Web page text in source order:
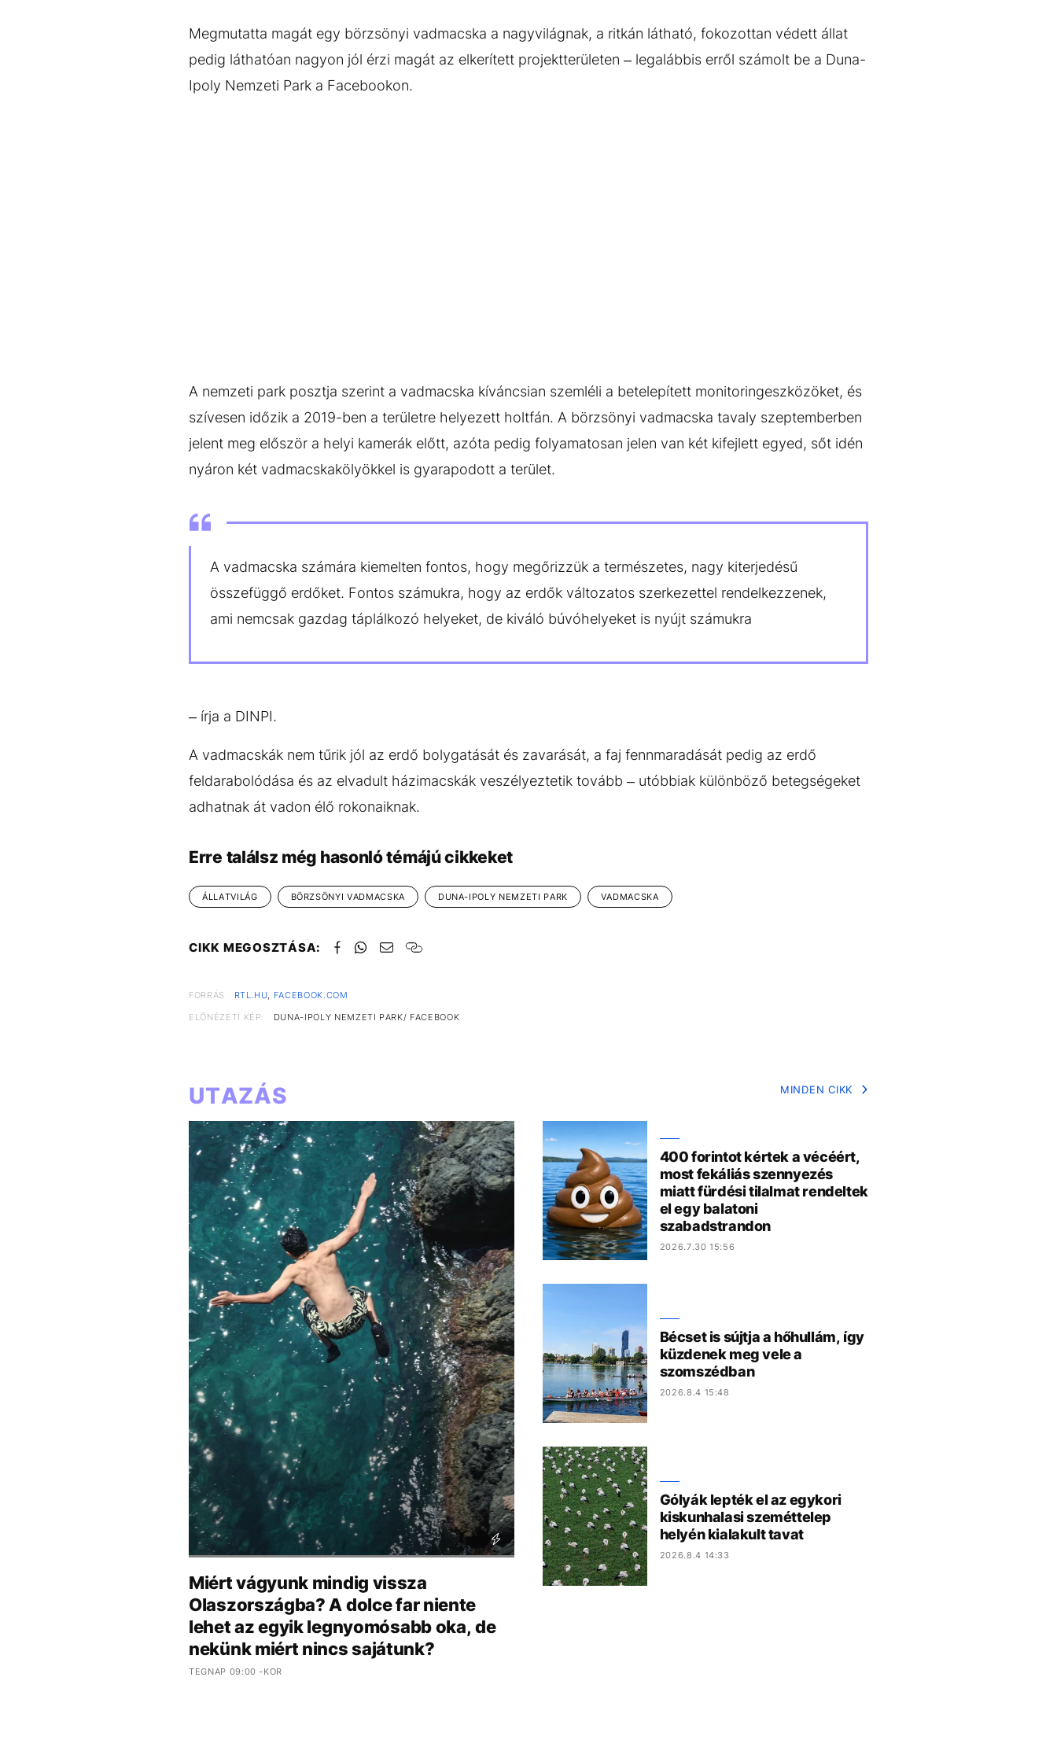
KvízMédiaajánlatImpresszum
Megmutatta magát egy börzsönyi vadmacska a nagyvilágnak, a ritkán látható, fokozottan védett állat
pedig láthatóan nagyon jól érzi magát az elkerített projektterületen – legalábbis erről számolt be a Duna-
Ipoly Nemzeti Park a Facebookon.
A nemzeti park posztja szerint a vadmacska kíváncsian szemléli a betelepített monitoringeszközöket, és
szívesen időzik a 2019-ben a területre helyezett holtfán. A börzsönyi vadmacska tavaly szeptemberben
jelent meg először a helyi kamerák előtt, azóta pedig folyamatosan jelen van két kifejlett egyed, sőt idén
nyáron két vadmacskakölyökkel is gyarapodott a terület.
A vadmacska számára kiemelten fontos, hogy megőrizzük a természetes, nagy kiterjedésű
összefüggő erdőket. Fontos számukra, hogy az erdők változatos szerkezettel rendelkezzenek,
ami nemcsak gazdag táplálkozó helyeket, de kiváló búvóhelyeket is nyújt számukra
– írja a DINPI.
A vadmacskák nem tűrik jól az erdő bolygatását és zavarását, a faj fennmaradását pedig az erdő
feldarabolódása és az elvadult házimacskák veszélyeztetik tovább – utóbbiak különböző betegségeket
adhatnak át vadon élő rokonaiknak.
Erre találsz még hasonló témájú cikkeket
ÁLLATVILÁG BÖRZSÖNYI VADMACSKA DUNA-IPOLY NEMZETI PARK VADMACSKA
CIKK MEGOSZTÁSA:
FORRÁS RTL.HU, FACEBOOK.COM
ELŐNÉZETI KÉP:
DUNA-IPOLY NEMZETI PARK/ FACEBOOK
UTAZÁS MINDEN CIKK
Miért vágyunk mindig vissza
Olaszországba? A dolce far niente
lehet az egyik legnyomósabb oka, de
nekünk miért nincs sajátunk?
TEGNAP 09:00 -KOR
400 forintot kértek a vécéért,
most fekáliás szennyezés
miatt fürdési tilalmat rendeltek
el egy balatoni
szabadstrandon
2026.7.30 15:56
Bécset is sújtja a hőhullám, így
küzdenek meg vele a
szomszédban
2026.8.4 15:48
Gólyák lepték el az egykori
kiskunhalasi szeméttelep
helyén kialakult tavat
2026.8.4 14:33